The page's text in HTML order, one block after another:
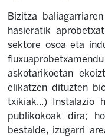
Bizitza
hasieratik
sektore osoa eta
askotarikoetan
elikatzen dituzten
txikiak...) Instalazio
publikokoak dira;
bestalde, izugarri